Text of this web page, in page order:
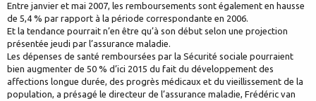
Entre janvier et mai 2007, les remboursements sont également en hausse
de 5,4 % par rapport à la période correspondante en 2006.
Et la tendance pourrait n’en être qu’à son début selon une projection
présentée jeudi par l’assurance maladie.
Les dépenses de santé remboursées par la Sécurité sociale pourraient
bien augmenter de 50 % d’ici 2015 du fait du développement des
affections longue durée, des progrès médicaux et du vieillissement de la
population, a présagé le directeur de l’assurance maladie, Frédéric van